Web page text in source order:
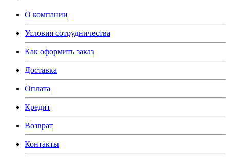
О компании
Условия сотрудничества
Как оформить заказ
Доставка
Оплата
Кредит
Возврат
Контакты